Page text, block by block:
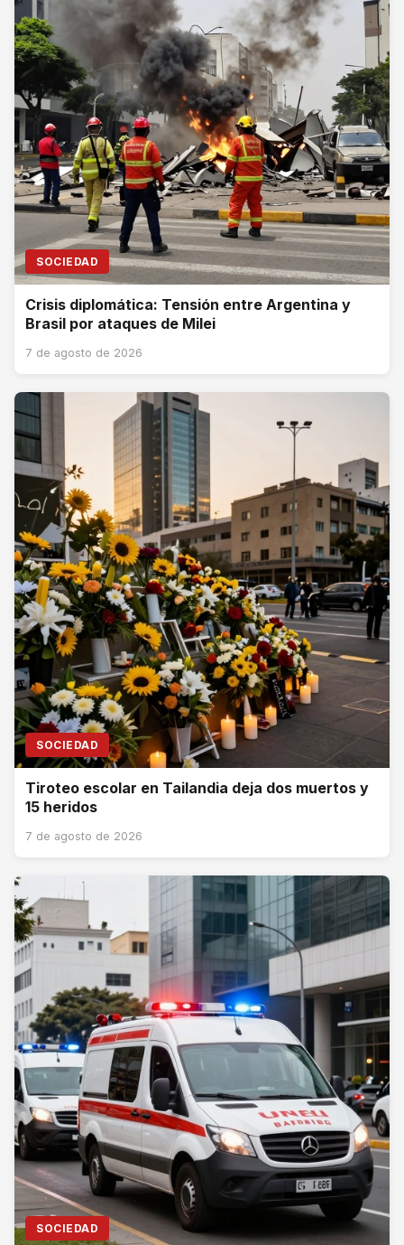
SOCIEDAD
Crisis diplomática: Tensión entre Argentina y
Brasil por ataques de Milei
7 de agosto de 2026
SOCIEDAD
Tiroteo escolar en Tailandia deja dos muertos y
15 heridos
7 de agosto de 2026
SOCIEDAD